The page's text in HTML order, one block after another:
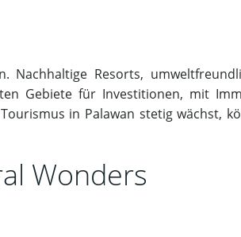
Resorts,
Gebiete für Investitionen, mit
in Palawan stetig wächst,
Wonders